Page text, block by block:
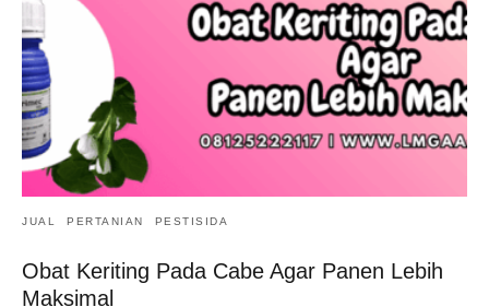
JUAL PERTANIAN PESTISIDA
Obat Keriting Pada Cabe Agar Panen Lebih
Maksimal